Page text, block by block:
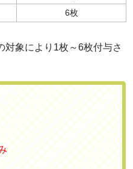
6枚
対象により1枚～6枚付与さ